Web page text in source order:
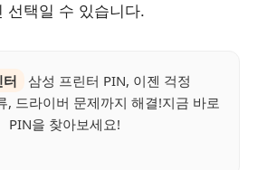
선택일 수 있습니다.
삼성 프린터 PIN, 이젠 걱정
, 드라이버 문제까지 해결!지금 바로
PIN을 찾아보세요!